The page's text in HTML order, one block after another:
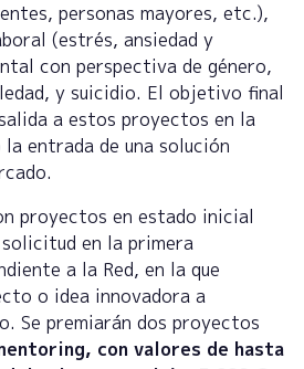
personas mayores, etc.),
(estrés, ansiedad y
con perspectiva de género,
y suicidio. El objetivo final
a estos proyectos en la
entrada de una solución
proyectos en estado inicial
en la primera
a la Red, en la que
o idea innovadora a
Se premiarán dos proyectos
con valores de hasta